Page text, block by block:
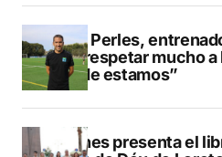
Pere Perles,
que respetar mucho
dónde estamos”
Duanes presenta el